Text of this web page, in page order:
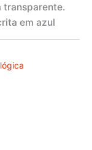
transparente.
em azul